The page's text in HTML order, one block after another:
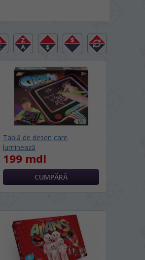
Tablă de desen care
luminează
199 mdl